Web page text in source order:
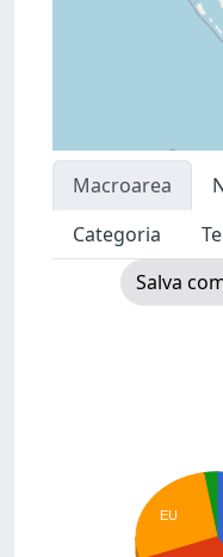
Macroarea
Categoria
Salva
EU